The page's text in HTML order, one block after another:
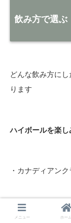
飲み方で選ぶ
どんな飲み方に
ります
ハイボールを楽し
・カナディアン
・知多
メニュー ホーム